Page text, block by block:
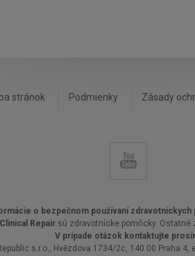
stránok Podmienky Zásady
o bezpečnom používaní
Repairsú zdravotnícke pomȏcky. Ostatné
V prípade otázok kontaktujte
s.r.o., Hvězdova 1734/2c, 140 00 Praha